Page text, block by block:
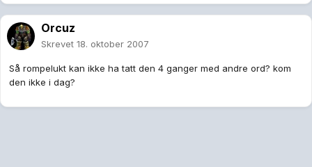
Orcuz
Skrevet 18. oktober 2007
Så rompelukt kan ikke ha tatt den 4 ganger med andre ord? kom
den ikke i dag?